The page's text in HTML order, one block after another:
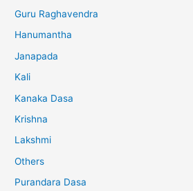
Guru Raghavendra
Hanumantha
Janapada
Kali
Kanaka Dasa
Krishna
Lakshmi
Others
Purandara Dasa